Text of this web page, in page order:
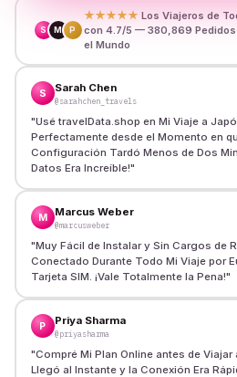
S M P
★★★★★ Los Viajeros de
con 4.7/5 — 380,869 Pedidos
el Mundo
S Sarah Chen
@sarahchen_travels
"Usé travelData.shop en Mi Viaje a
Perfectamente desde el Momento en
Configuración Tardó Menos de Dos
Datos Era Increíble!"
M Marcus Weber
@marcusweber
"Muy Fácil de Instalar y Sin Cargos de
Conectado Durante Todo Mi Viaje por
Tarjeta SIM. ¡Vale Totalmente la Pena!"
P Priya Sharma
@priyasharma
"Compré Mi Plan Online antes de Viajar
Llegó al Instante y la Conexión Era